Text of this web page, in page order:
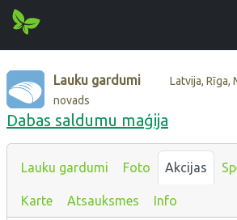
Lauku gardumi
Latvija, Rīga,
novads
Dabas saldumu maģija
Lauku gardumi Foto Akcijas
Karte Atsauksmes Info